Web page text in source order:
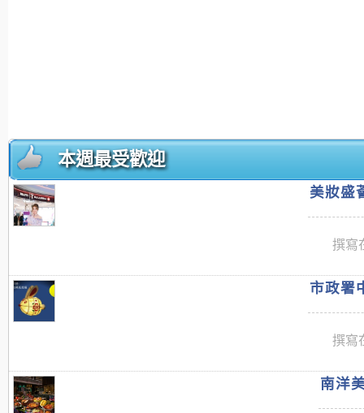
本週最受歡迎
美妝盛
撰寫
市政署
撰寫
南洋